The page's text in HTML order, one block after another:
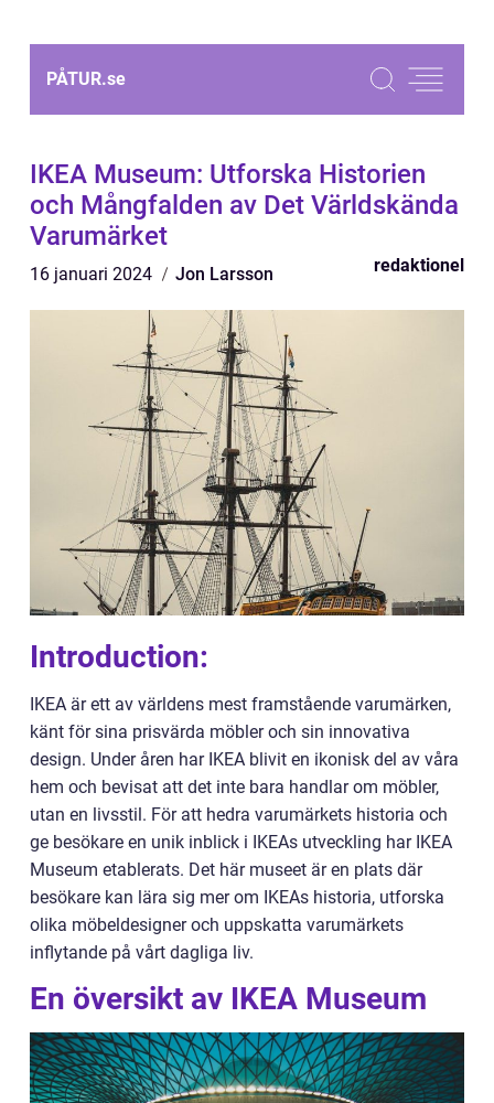
PÅTUR.se
IKEA Museum: Utforska Historien
och Mångfalden av Det Världskända
Varumärket
16 januari 2024 Jon Larsson redaktionel
Introduction:
IKEA är ett av världens mest framstående varumärken,
känt för sina prisvärda möbler och sin innovativa
design. Under åren har IKEA blivit en ikonisk del av våra
hem och bevisat att det inte bara handlar om möbler,
utan en livsstil. För att hedra varumärkets historia och
ge besökare en unik inblick i IKEAs utveckling har IKEA
Museum etablerats. Det här museet är en plats där
besökare kan lära sig mer om IKEAs historia, utforska
olika möbeldesigner och uppskatta varumärkets
inflytande på vårt dagliga liv.
En översikt av IKEA Museum